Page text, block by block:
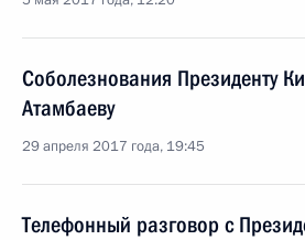
Соболезнования Президенту
Атамбаеву
29 апреля 2017 года, 19:45
Телефонный разговор с